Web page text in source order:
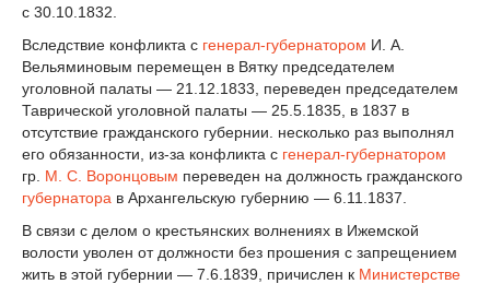
с 30.10.1832.
Вследствие конфликта с генерал-губернатором И. А.
Вельяминовым перемещен в Вятку председателем
уголовной палаты — 21.12.1833, переведен председателем
Таврической уголовной палаты — 25.5.1835, в 1837 в
отсутствие гражданского губернии. несколько раз выполнял
его обязанности, из-за конфликта с генерал-губернатором
гр. М. С. Воронцовым переведен на должность гражданского
губернатора в Архангельскую губернию — 6.11.1837.
В связи с делом о крестьянских волнениях в Ижемской
волости уволен от должности без прошения с запрещением
жить в этой губернии — 7.6.1839, причислен к Министерстве